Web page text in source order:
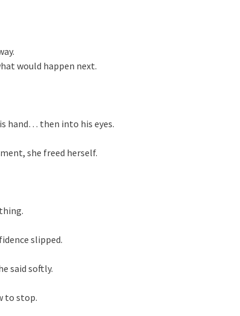
would happen next.
hand… then into his eyes.
she freed herself.
slipped.
said softly.
to stop.